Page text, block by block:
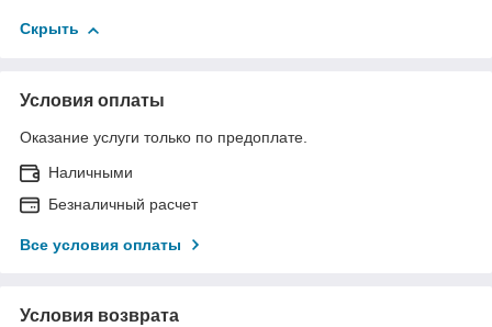
Скрыть
Условия оплаты
Оказание услуги только по предоплате.
Наличными
Безналичный расчет
Все условия оплаты
Условия возврата